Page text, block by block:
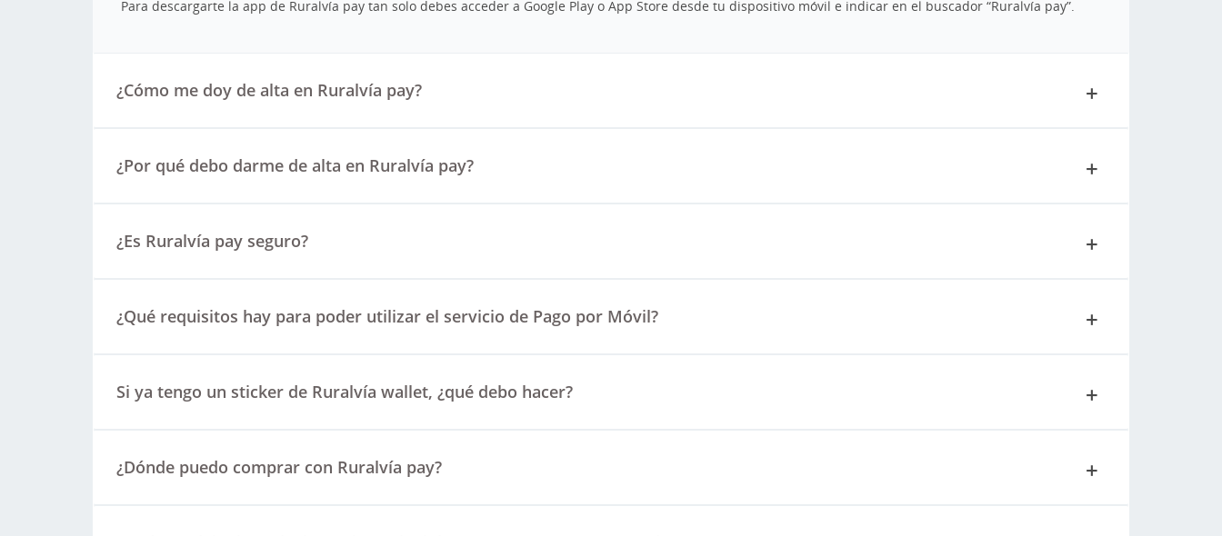
Para descargarte la app de Ruralvía pay tan solo debes acceder a Google Play o App Store desde tu dispositivo móvil e indicar en el buscador “Ruralvía pay”.
¿Cómo me doy de alta en Ruralvía pay?
¿Por qué debo darme de alta en Ruralvía pay?
¿Es Ruralvía pay seguro?
¿Qué requisitos hay para poder utilizar el servicio de Pago por Móvil?
Si ya tengo un sticker de Ruralvía wallet, ¿qué debo hacer?
¿Dónde puedo comprar con Ruralvía pay?